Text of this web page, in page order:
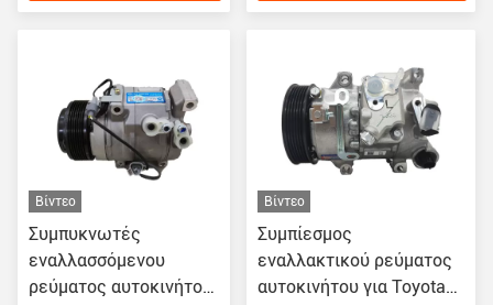
97701-0X000 / F500-
Βίντεο
Συμπυκνωτές
εναλλασσόμενου
ρεύματος αυτοκινήτου
Βίντεο
Συμπίεσμος
εναλλακτικού ρεύματος
αυτοκινήτου για Toyota